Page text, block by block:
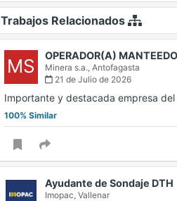
Trabajos Relacionados
MS OPERADOR(A)
Minera s.a., Antofagasta
21 de Julio de 2026
Importante y destacada empresa
100% Similar
Ayudante de Sondaje DTH
Imopac, Vallenar